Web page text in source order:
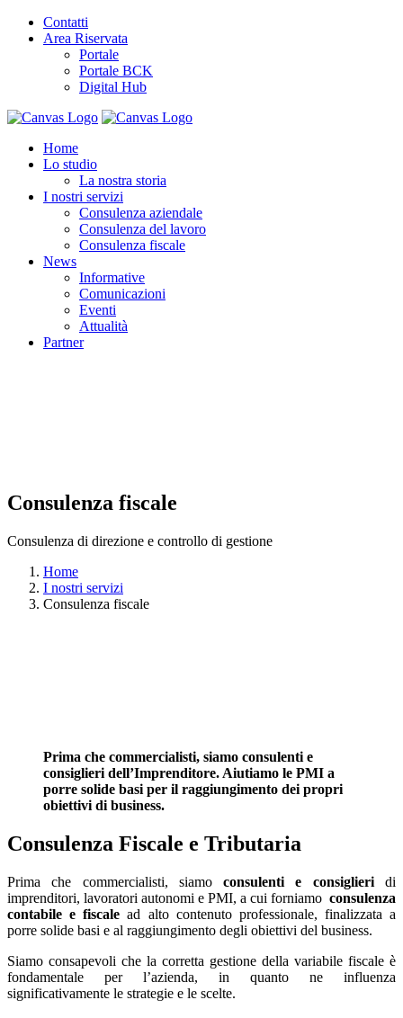
Contatti
Area Riservata
Portale
Portale BCK
Digital Hub
Home
Lo studio
La nostra storia
I nostri servizi
Consulenza aziendale
Consulenza del lavoro
Consulenza fiscale
News
Informative
Comunicazioni
Eventi
Attualità
Partner
Consulenza fiscale
Consulenza di direzione e controllo di gestione
Home
I nostri servizi
Consulenza fiscale
Prima che commercialisti, siamo consulenti e
consiglieri dell’Imprenditore. Aiutiamo le PMI a
porre solide basi per il raggiungimento dei propri
obiettivi di business.
Consulenza Fiscale e Tributaria
Prima che commercialisti, siamoconsulenti e consiglieridi
imprenditori, lavoratori autonomi e PMI, a cui forniamo consulenza
contabile e fiscale ad alto contenuto professionale, finalizzata a
porre solide basi e al raggiungimento degli obiettivi del business.
Siamo consapevoli che la corretta gestione della variabile fiscale è
fondamentale per l’azienda, in quanto ne influenza
significativamente le strategie e le scelte.